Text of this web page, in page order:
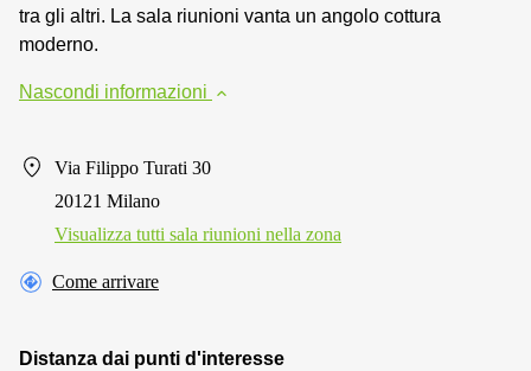
tra gli altri. La sala riunioni vanta un angolo cottura
moderno.
Nascondi informazioni
Via Filippo Turati 30
20121 Milano
Visualizza tutti sala riunioni nella zona
Come arrivare
Distanza dai punti d'interesse